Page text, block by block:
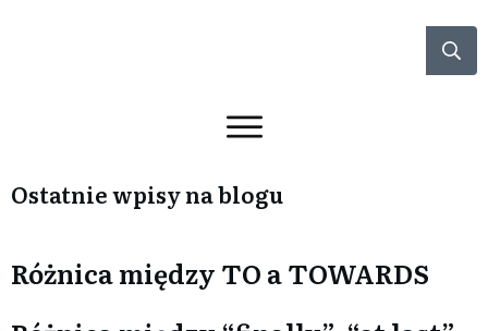
Ostatnie wpisy na blogu
Różnica między TO a TOWARDS